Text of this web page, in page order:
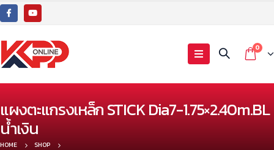
0
แผงตะแกรงเหล็ก STICK Dia7-1.75×2.40m.BL
น้ำเงิน
HOME
SHOP